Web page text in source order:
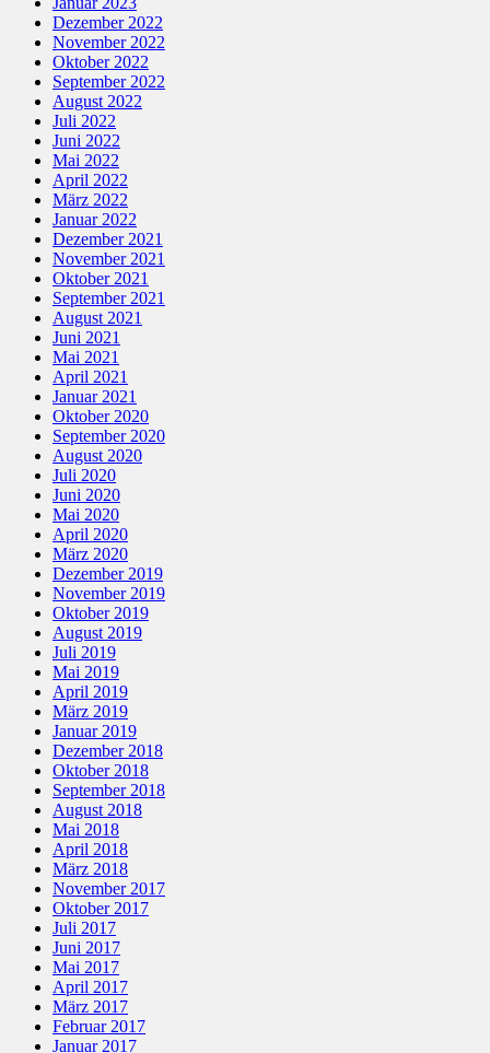
Dezember 2022
November 2022
Oktober 2022
September 2022
August 2022
Juli 2022
Juni 2022
Mai 2022
April 2022
März 2022
Januar 2022
Dezember 2021
November 2021
Oktober 2021
September 2021
August 2021
Juni 2021
Mai 2021
April 2021
Januar 2021
Oktober 2020
September 2020
August 2020
Juli 2020
Juni 2020
Mai 2020
April 2020
März 2020
Dezember 2019
November 2019
Oktober 2019
August 2019
Juli 2019
Mai 2019
April 2019
März 2019
Januar 2019
Dezember 2018
Oktober 2018
September 2018
August 2018
Mai 2018
April 2018
März 2018
November 2017
Oktober 2017
Juli 2017
Juni 2017
Mai 2017
April 2017
März 2017
Februar 2017
Januar 2017